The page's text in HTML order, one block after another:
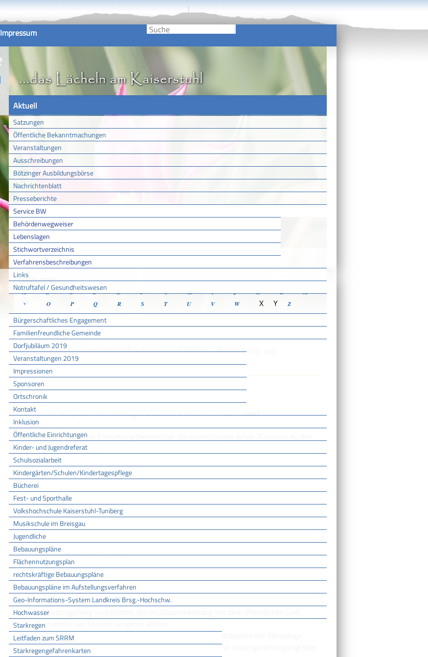
Impressum
Aktuell
Satzungen
Öffentliche Bekanntmachungen
Veranstaltungen
Ausschreibungen
Bötzinger Ausbildungsbörse
Nachrichtenblatt
Presseberichte
Service BW
Behördenwegweiser
Lebenslagen
Stichwortverzeichnis
Verfahrensbeschreibungen
Links
Notruftafel / Gesundheitswesen
Gemeinde
Bürgerschaftliches Engagement
Familienfreundliche Gemeinde
Dorfjubiläum 2019
Veranstaltungen 2019
Impressionen
Sponsoren
Ortschronik
Kontakt
Inklusion
Öffentliche Einrichtungen
Kinder- und Jugendreferat
Schulsozialarbeit
Kindergärten/Schulen/Kindertagespflege
Bücherei
Fest- und Sporthalle
Volkshochschule Kaiserstuhl-Tuniberg
Musikschule im Breisgau
Jugendliche
Bebauungspläne
Flächennutzungsplan
rechtskräftige Bebauungspläne
Bebauungspläne im Aufstellungsverfahren
Geo-Informations-System Landkreis Brsg.-Hochschw.
Hochwasser
Starkregen
Leitfaden zum SRRM
Starkregengefahrenkarten
Sie sind hier:Startseite /Aktuell /Service BW /Verfahrensbeschreibungen
Leistungen
A B C D E F G H I J K L
M
N
O P Q R S T U V W X Y Z
Ehrenamtlich getragener Verkehr im ÖPNV - Pauschale zur
Unterstützung beantragen
Sie bieten einen vollöffentlichen Fahrdienst an?
Das Verkehrsangebot wird lokal organisiert und ehrenamtlich betrieben?
Dann können Sie unter Einhaltung bestimmter Voraussetzungen einen Zuschuss zu den
Ausgaben vom Land erhalten.
Die Höhe der Förderung liegt bei 2.000 EUR pro Jahr und antragstellender Institution.
ZUSTÄNDIGE STELLE
Ministerium für Verkehr Baden-Württemberg
Referat Ausbaustrategie Öffentliche Mobilität, kommunaler ÖPNV
Ministerium für Verkehr Baden-Württemberg
LEISTUNGSDETAILS
Voraussetzungen
Zuwendungsfähig sind Kosten, die im Zusammenhang mit dem öffentlichen und
ehrenamtlichen Verkehrsangebot stehen.
Es erfolgt keine Förderung von Anschaffungs- und Betriebskosten der Fahrzeuge.
Gefördert werden Verkehrsangebote mit Bürgerbussen (mit Liniengenehmigung) oder